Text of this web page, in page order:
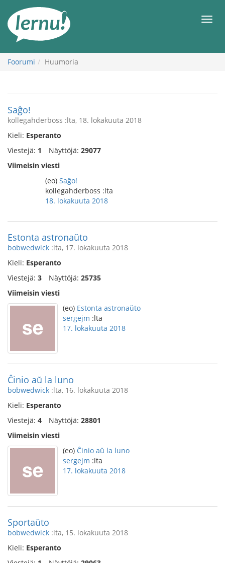
sisältöön
Foorumi Huumoria
Saĝo!
kollegahderboss :lta, 18. lokakuuta 2018
Kieli: Esperanto
Viestejä: 1 Näyttöjä: 29077
Viimeisin viesti
(eo) Saĝo!
kollegahderboss :lta
18. lokakuuta 2018
Estonta astronaŭto
bobwedwick :lta, 17. lokakuuta 2018
Kieli: Esperanto
Viestejä: 3 Näyttöjä: 25735
Viimeisin viesti
(eo) Estonta astronaŭto
sergejm :lta
17. lokakuuta 2018
Ĉinio aŭ la luno
bobwedwick :lta, 16. lokakuuta 2018
Kieli: Esperanto
Viestejä: 4 Näyttöjä: 28801
Viimeisin viesti
(eo) Ĉinio aŭ la luno
sergejm :lta
17. lokakuuta 2018
Sportaŭto
bobwedwick :lta, 15. lokakuuta 2018
Kieli: Esperanto